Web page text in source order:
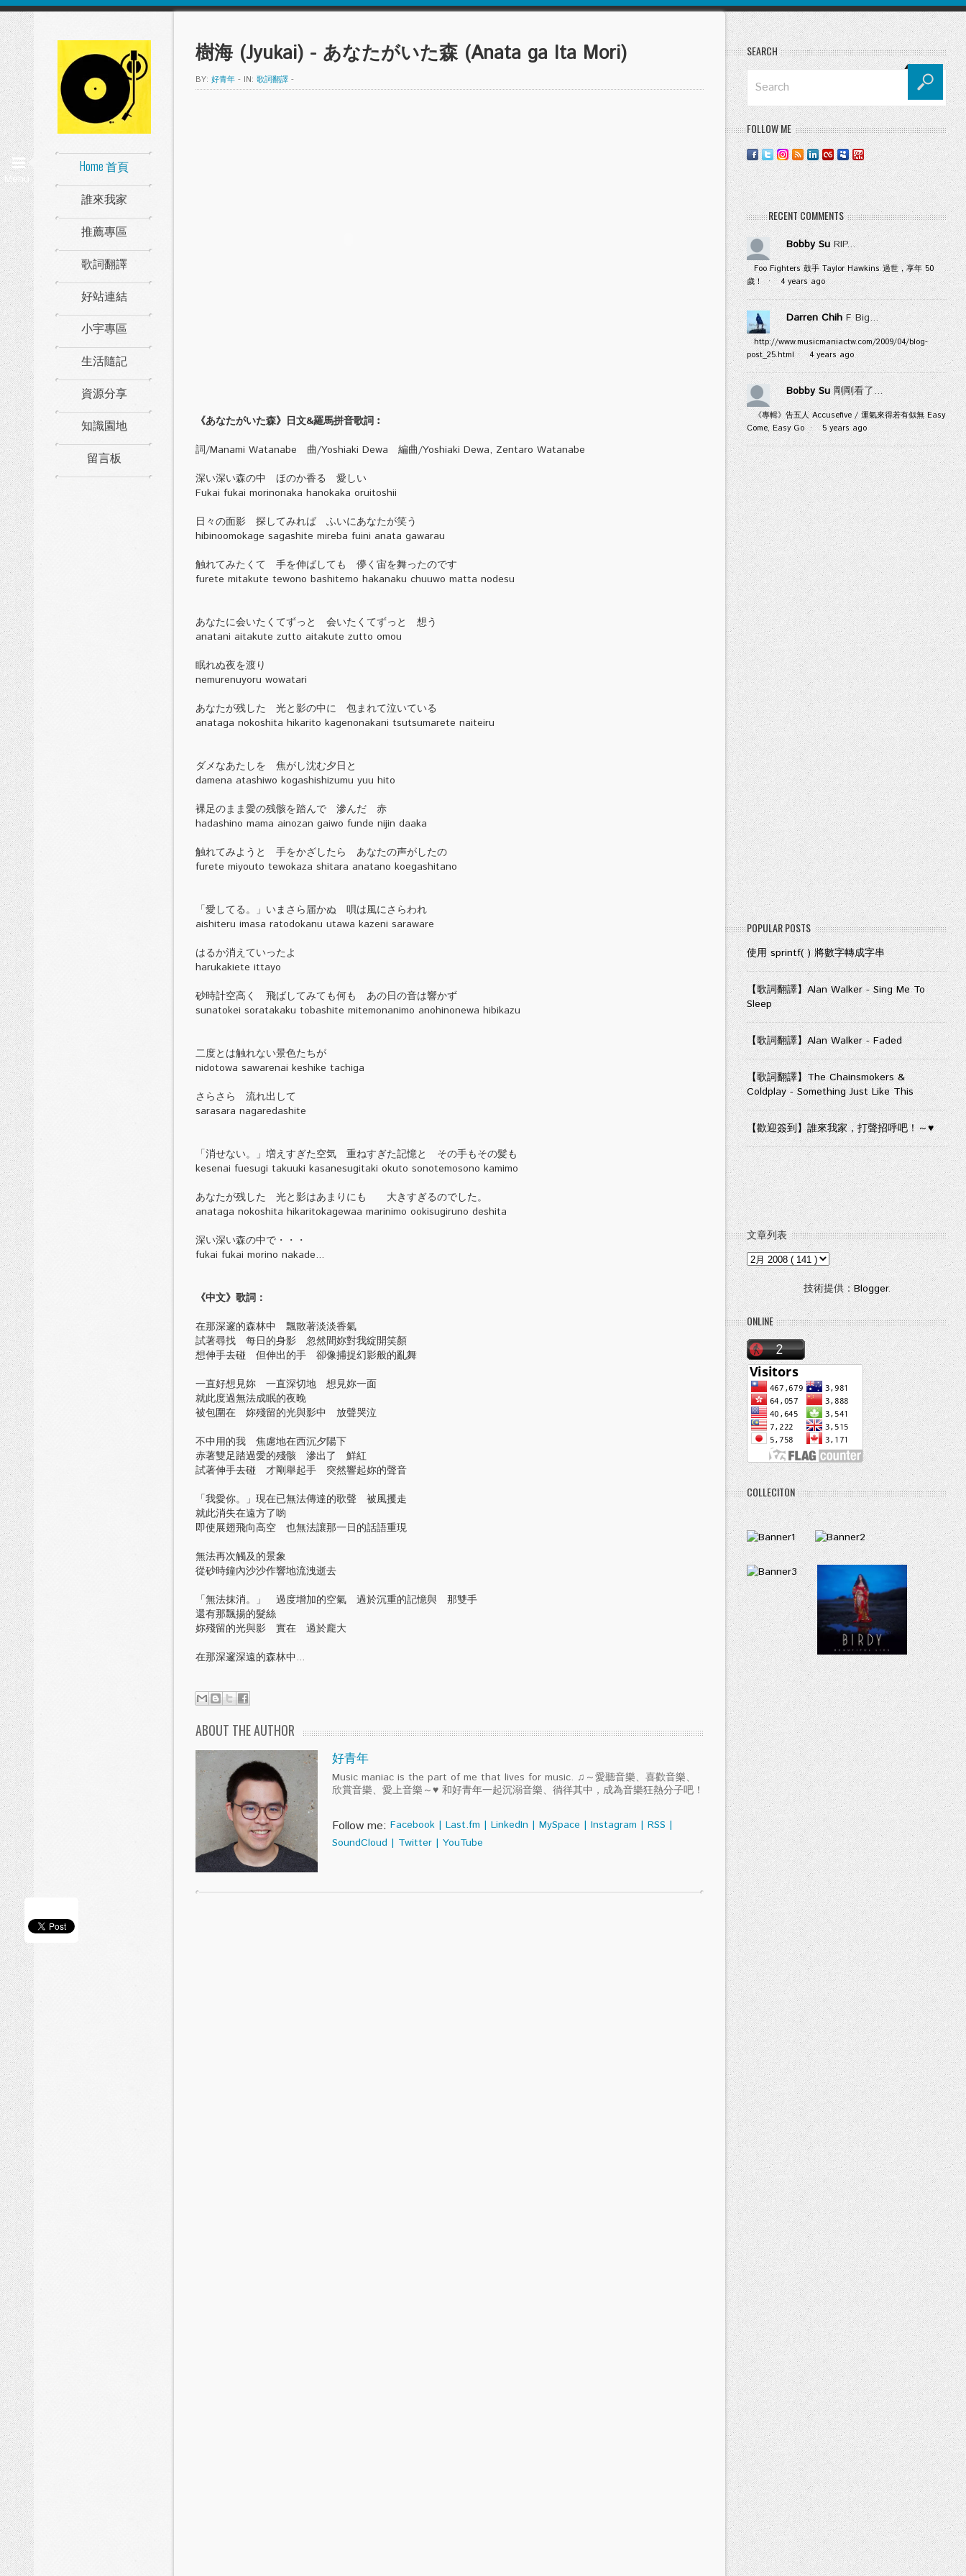
Menu
Home 首頁
誰來我家
推薦專區
歌詞翻譯
好站連結
小宇專區
生活隨記
資源分享
知識園地
留言板
樹海 (Jyukai) - あなたがいた森 (Anata ga Ita Mori)
BY: 好青年 - IN: 歌詞翻譯 -
《あなたがいた森》日文&羅馬拼音歌詞︰
詞/Manami Watanabe 曲/Yoshiaki Dewa 編曲/Yoshiaki Dewa, Zentaro Watanabe
深い深い森の中 ほのか香る 愛しい
Fukai fukai morinonaka hanokaka oruitoshii
日々の面影 探してみれば ふいにあなたが笑う
hibinoomokage sagashite mireba fuini anata gawarau
触れてみたくて 手を伸ばしても 儚く宙を舞ったのです
furete mitakute tewono bashitemo hakanaku chuuwo matta nodesu
あなたに会いたくてずっと 会いたくてずっと 想う
anatani aitakute zutto aitakute zutto omou
眠れぬ夜を渡り
nemurenuyoru wowatari
あなたが残した 光と影の中に 包まれて泣いている
anataga nokoshita hikarito kagenonakani tsutsumarete naiteiru
ダメなあたしを 焦がし沈む夕日と
damena atashiwo kogashishizumu yuu hito
裸足のまま愛の残骸を踏んで 滲んだ 赤
hadashino mama ainozan gaiwo funde nijin daaka
触れてみようと 手をかざしたら あなたの声がしたの
furete miyouto tewokaza shitara anatano koegashitano
「愛してる。」いまさら届かぬ 唄は風にさらわれ
aishiteru imasa ratodokanu utawa kazeni saraware
はるか消えていったよ
harukakiete ittayo
砂時計空高く 飛ばしてみても何も あの日の音は響かず
sunatokei soratakaku tobashite mitemonanimo anohinonewa hibikazu
二度とは触れない景色たちが
nidotowa sawarenai keshike tachiga
さらさら 流れ出して
sarasara nagaredashite
「消せない。」増えすぎた空気 重ねすぎた記憶と その手もその髪も
kesenai fuesugi takuuki kasanesugitaki okuto sonotemosono kamimo
あなたが残した 光と影はあまりにも 大きすぎるのでした。
anataga nokoshita hikaritokagewaa marinimo ookisugiruno deshita
深い深い森の中で・・・
fukai fukai morino nakade...
《中文》歌詞：
在那深邃的森林中 飄散著淡淡香氣
試著尋找 每日的身影 忽然間妳對我綻開笑顏
想伸手去碰 但伸出的手 卻像捕捉幻影般的亂舞
一直好想見妳 一直深切地 想見妳一面
就此度過無法成眠的夜晚
被包圍在 妳殘留的光與影中 放聲哭泣
不中用的我 焦慮地在西沉夕陽下
赤著雙足踏過愛的殘骸 滲出了 鮮紅
試著伸手去碰 才剛舉起手 突然響起妳的聲音
「我愛你。」現在已無法傳達的歌聲 被風攫走
就此消失在遠方了喲
即使展翅飛向高空 也無法讓那一日的話語重現
無法再次觸及的景象
從砂時鐘內沙沙作響地流洩逝去
「無法抹消。」 過度增加的空氣 過於沉重的記憶與 那雙手
還有那飄揚的髮絲
妳殘留的光與影 實在 過於龐大
在那深邃深遠的森林中...
ABOUT THE AUTHOR
好青年
Music maniac is the part of me that lives for music. ♫～愛聽音樂、喜歡音樂、
欣賞音樂、愛上音樂～♥ 和好青年一起沉溺音樂、徜徉其中，成為音樂狂熱分子吧！
Follow me: Facebook | Last.fm | LinkedIn | MySpace | Instagram | RSS |
SoundCloud | Twitter | YouTube
SEARCH
FOLLOW ME
RECENT COMMENTS
Bobby Su RIP...
Foo Fighters 鼓手 Taylor Hawkins 過世，享年 50
歲！· 4 years ago
Darren Chih F Big...
http://www.musicmaniactw.com/2009/04/blog-
post_25.html· 4 years ago
Bobby Su 剛剛看了...
《專輯》告五人 Accusefive / 運氣來得若有似無 Easy
Come, Easy Go· 5 years ago
POPULAR POSTS
使用 sprintf( ) 將數字轉成字串
【歌詞翻譯】Alan Walker - Sing Me To
Sleep
【歌詞翻譯】Alan Walker - Faded
【歌詞翻譯】The Chainsmokers &
Coldplay - Something Just Like This
【歡迎簽到】誰來我家，打聲招呼吧！～♥
文章列表
技術提供：Blogger.
ONLINE
COLLECITON